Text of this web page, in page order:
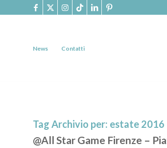
News Contatti
Tag Archivio per: estate 2016
@All Star Game Firenze –